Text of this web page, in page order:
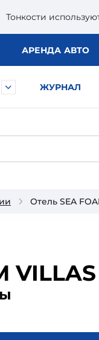
Тонкости
АРЕНДА АВТО
ЖУРНАЛ
Отель SEA
VILLAS